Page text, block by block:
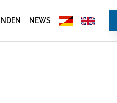
NEWS